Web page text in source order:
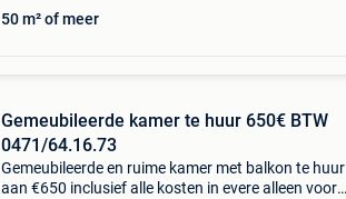
50 m² of meer
Gemeubileerde kamer te huur 650€ BTW
0471/64.16.73
Gemeubileerde en ruime kamer met balkon te huur
aan €650 inclusief alle kosten in evere alleen voor